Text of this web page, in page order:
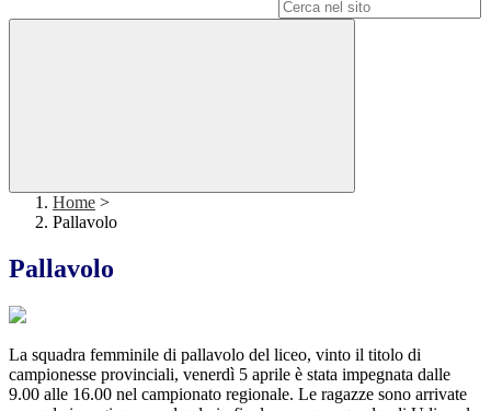
Home >
Pallavolo
Pallavolo
La squadra femminile di pallavolo del liceo, vinto il titolo di
campionesse provinciali, venerdì 5 aprile è stata impegnata dalle
9.00 alle 16.00 nel campionato regionale. Le ragazze sono arrivate